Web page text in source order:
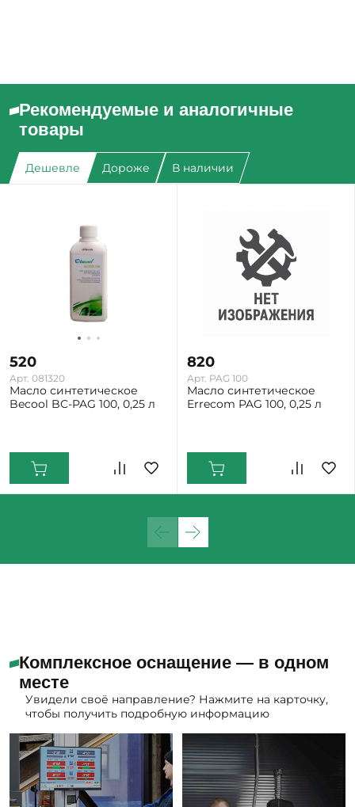
Рекомендуемые и аналогичные
товары
Дешевле Дороже В наличии
520
Арт. 081320
Масло синтетическое
Becool BC-PAG 100, 0,25 л
820
Арт. PAG 100
Масло синтетическое
Errecom PAG 100, 0,25 л
Комплексное оснащение — в одном
месте
Увидели своё направление? Нажмите на карточку,
чтобы получить подробную информацию